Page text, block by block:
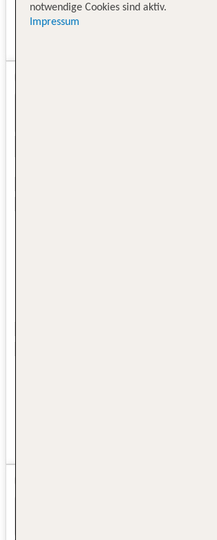
notwendige Cookies sind aktiv.
Impressum